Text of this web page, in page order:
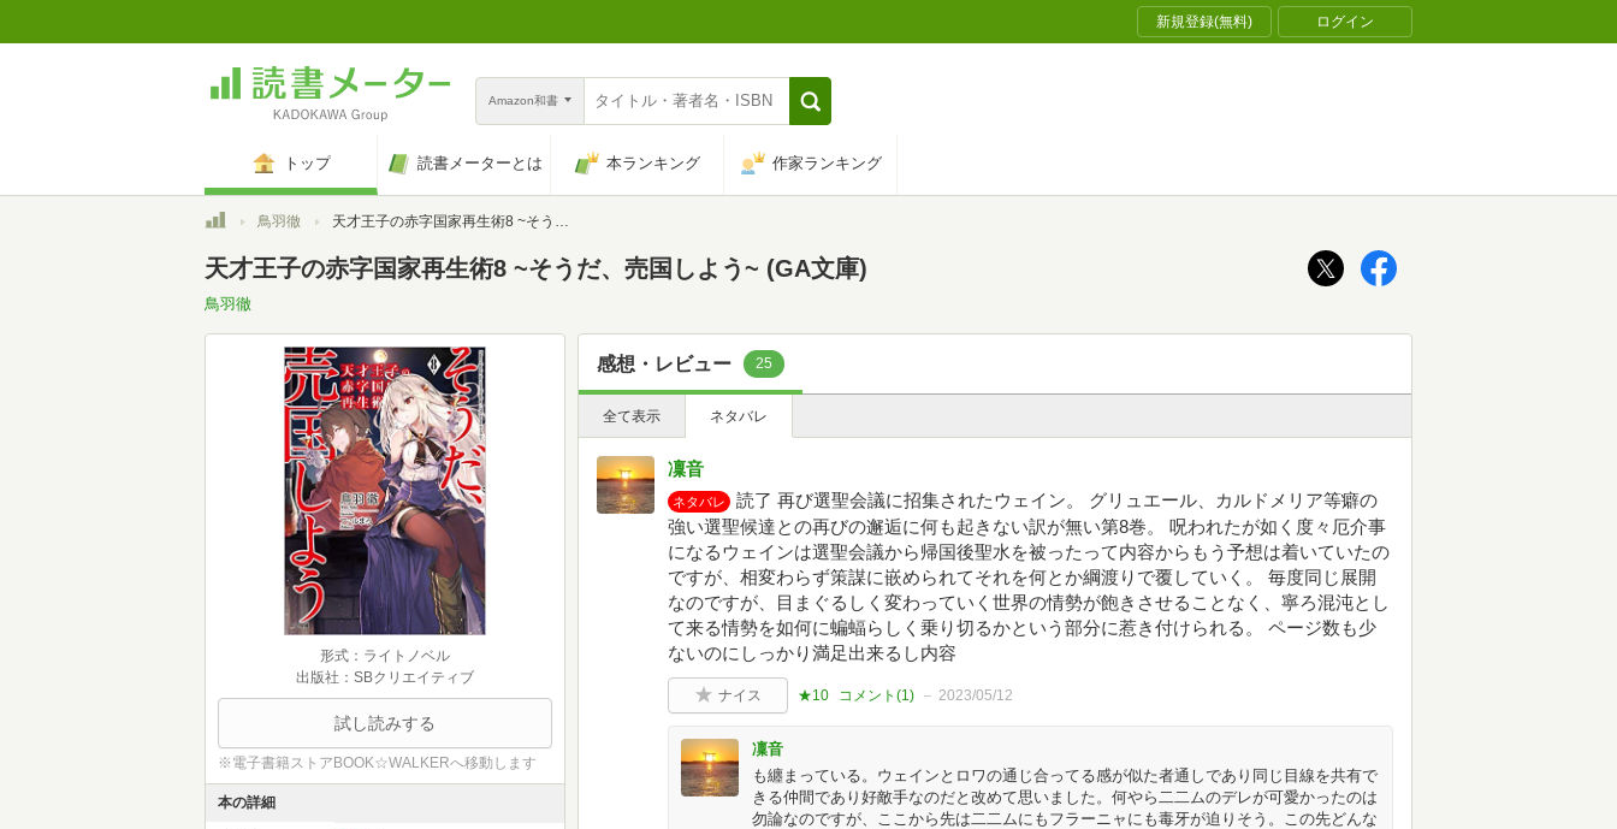
新規登録(無料) ログイン
Amazon和書
トップ 読書メーターとは 本ランキング 作家ランキング
トップ鳥羽徹 天才王子の赤字国家再生術8 ~そうだ、売国しよう~ (GA文庫)
天才王子の赤字国家再生術8 ~そうだ、売国しよう~ (GA文庫)
鳥羽徹
形式：ライトノベル
出版社：SBクリエイティブ
試し読みする
※電子書籍ストアBOOK☆WALKERへ移動します
本の詳細
感想・レビュー 25
全て表示 ネタバレ
凜音
ネタバレ
読了 再び選聖会議に招集されたウェイン。 グリュエール、カルドメリア等癖の
強い選聖候達との再びの邂逅に何も起きない訳が無い第8巻。 呪われたが如く度々厄介事
になるウェインは選聖会議から帰国後聖水を被ったって内容からもう予想は着いていたの
ですが、相変わらず策謀に嵌められてそれを何とか綱渡りで覆していく。 毎度同じ展開
なのですが、目まぐるしく変わっていく世界の情勢が飽きさせることなく、寧ろ混沌とし
て来る情勢を如何に蝙蝠らしく乗り切るかという部分に惹き付けられる。 ページ数も少
ないのにしっかり満足出来るし内容
ナイス ★10 コメント(1) 2023/05/12
凜音
も纏まっている。ウェインとロワの通じ合ってる感が似た者通しであり同じ目線を共有で
きる仲間であり好敵手なのだと改めて思いました。何やら二二ムのデレが可愛かったのは
勿論なのですが、ここから先は二二ムにもフラーニャにも毒牙が迫りそう。この先どんな